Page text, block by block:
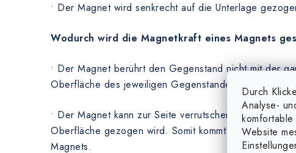
Durch
Analyse-
Website
• Der Magnet wird senkrecht auf die Unterlage
Wodurch wird die Magnetkraft eines Magnets
• Der Magnet berührt den Gegenstand nicht mit der
Oberfläche des jeweiligen Gegenstandes nicht eben ist.
• Der Magnet kann zur Seite verrutschen, wenn er
Oberfläche gezogen wird. Somit kommt es zum viel
Magnets.